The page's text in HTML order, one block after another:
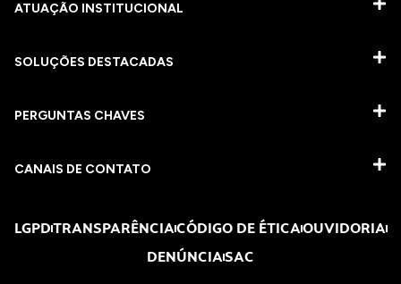
ATUAÇÃO INSTITUCIONAL
SOLUÇÕES DESTACADAS
PERGUNTAS CHAVES​
CANAIS DE CONTATO
LGPDTRANSPARÊNCIACÓDIGO DE ÉTICAOUVIDORIA
DENÚNCIASAC